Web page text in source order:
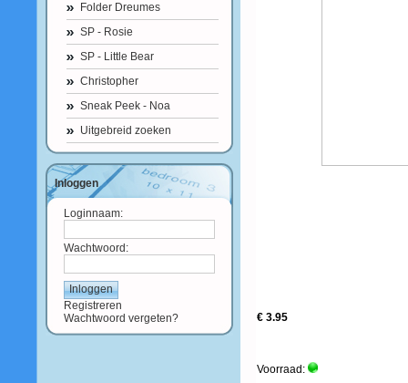
Folder Dreumes
SP - Rosie
SP - Little Bear
Christopher
Sneak Peek - Noa
Uitgebreid zoeken
Inloggen
Loginnaam:
Wachtwoord:
Registreren
Wachtwoord vergeten?
€ 3.95
Voorraad: